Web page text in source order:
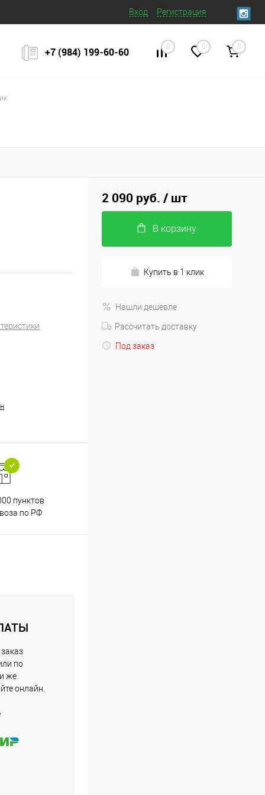
Вход Регистрация
+7 (984) 199‒60‒60 0 0 0
пунктов
по РФ
по
же
онлайн.
2 090 руб. / шт
В корзину
Купить в 1 клик
Нашли дешевле
Рассчитать доставку
Под заказ